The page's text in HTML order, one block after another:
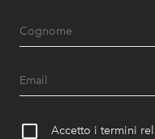
Accetto i termini